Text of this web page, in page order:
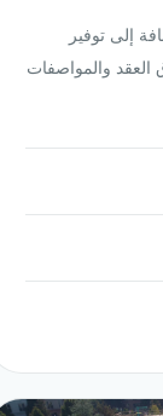
إلى توفير
العقد والمواصفات